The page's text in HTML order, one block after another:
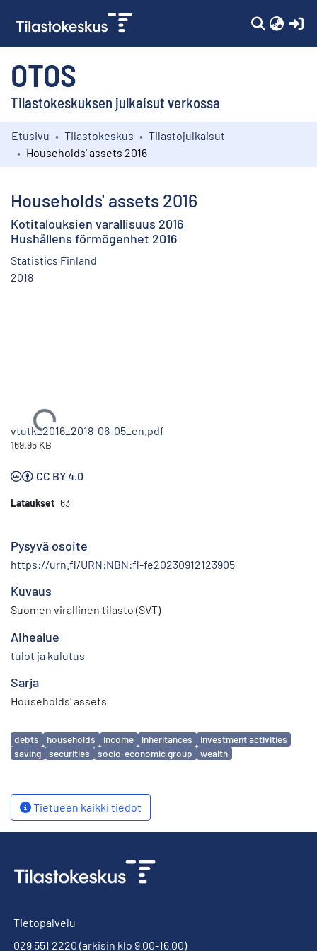
OTOS
Tilastokeskuksen julkaisut verkossa
Kokoelmat
Etusivu Tilastokeskus
Tilastojulkaisut
Households' assets 2016
Households' assets 2016
Kotitalouksien varallisuus 2016
Hushållens förmögenhet 2016
Statistics Finland
2018
Ladataan...
vtutk_2016_2018-06-05_en.pdf
169.95 KB
CC BY 4.0
Lataukset 63
Pysyvä osoite
https://urn.fi/URN:NBN:fi-fe20230912123905
Kuvaus
Suomen virallinen tilasto (SVT)
Aihealue
tulot ja kulutus
Sarja
Households' assets
Avainsanat
debts households income inheritances
investment activities
saving
securities socio-economic group wealth
Tietueen kaikki tiedot
Tietopalvelu
029 551 2220 (arkisin klo 9.00-16.00)